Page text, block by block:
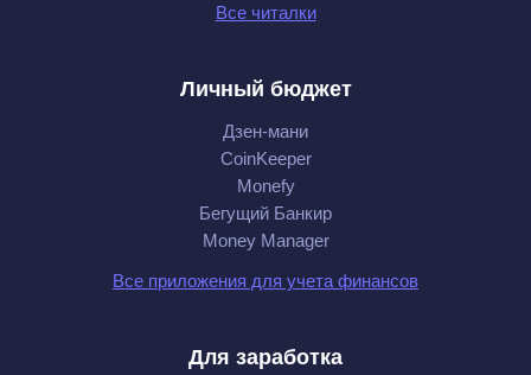
Все читалки
Личный бюджет
Дзен-мани
CoinKeeper
Monefy
Бегущий Банкир
Money Manager
Все приложения для учета финансов
Для заработка